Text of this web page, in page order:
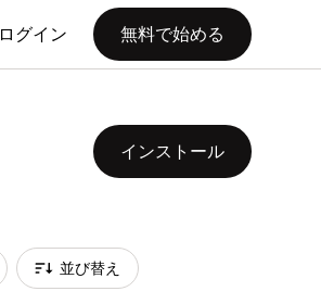
ログイン 無料で始める
インストール
並び替え